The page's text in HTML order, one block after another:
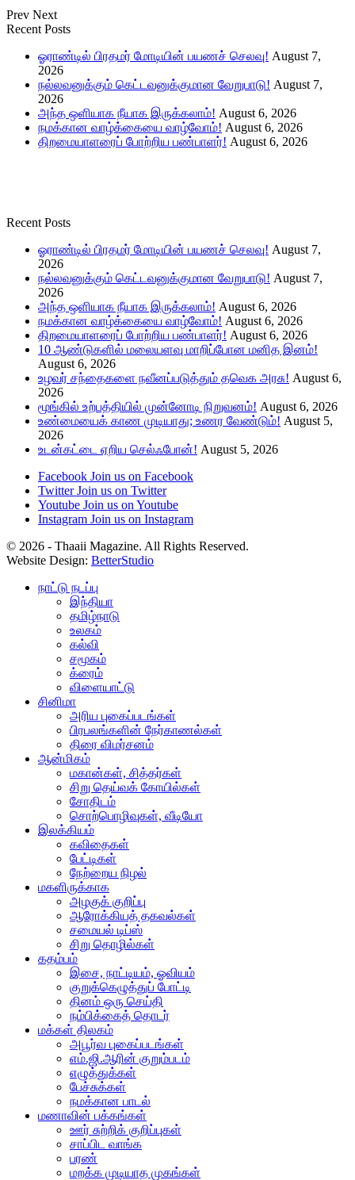
Prev Next
Recent Posts
ஓராண்டில் பிரதமர் மோடியின் பயணச் செலவு! August 7,
2026
நல்லவனுக்கும் கெட்டவனுக்குமான வேறுபாடு! August 7,
2026
அந்த ஒளியாக நீயாக இருக்கலாம்! August 6, 2026
நமக்கான வாழ்க்கையை வாழ்வோம்! August 6, 2026
திறமையாளரைப் போற்றிய பண்பாளர்! August 6, 2026
Recent Posts
ஓராண்டில் பிரதமர் மோடியின் பயணச் செலவு! August 7,
2026
நல்லவனுக்கும் கெட்டவனுக்குமான வேறுபாடு! August 7,
2026
அந்த ஒளியாக நீயாக இருக்கலாம்! August 6, 2026
நமக்கான வாழ்க்கையை வாழ்வோம்! August 6, 2026
திறமையாளரைப் போற்றிய பண்பாளர்! August 6, 2026
10 ஆண்டுகளில் மலையளவு மாறிப்போன மனித இனம்!
August 6, 2026
உழவர் சந்தைகளை நவீனப்படுத்தும் தவெக அரசு! August 6,
2026
மூங்கில் உற்பத்தியில் முன்னோடி நிறுவனம்! August 6, 2026
உண்மையைக் காண முடியாது; உணர வேண்டும்! August 5,
2026
உடன்கட்டை ஏறிய செல்ஃபோன்! August 5, 2026
Facebook Join us on Facebook
Twitter Join us on Twitter
Youtube Join us on Youtube
Instagram Join us on Instagram
© 2026 - Thaaii Magazine. All Rights Reserved.
Website Design: BetterStudio
நாட்டு நடப்பு
இந்தியா
தமிழ்நாடு
உலகம்
கல்வி
சமூகம்
க்ரைம்
விளையாட்டு
சினிமா
அரிய புகைப்படங்கள்
பிரபலங்களின் நேர்காணல்கள்
திரை விமர்சனம்
ஆன்மிகம்
மகான்கள், சித்தர்கள்
சிறு தெய்வக் கோயில்கள்
சோதிடம்
சொற்பொழிவுகள், வீடியோ
இலக்கியம்
கவிதைகள்
பேட்டிகள்
நேற்றைய நிழல்
மகளிருக்காக
அழகுக் குறிப்பு
ஆரோக்கியத் தகவல்கள்
சமையல் டிப்ஸ்
சிறு தொழில்கள்
கதம்பம்
இசை, நாட்டியம், ஓவியம்
குறுக்கெழுத்துப் போட்டி
தினம் ஒரு செய்தி
நம்பிக்கைத் தொடர்
மக்கள் திலகம்
அபூர்வ புகைப்படங்கள்
எம்.ஜி.ஆரின் குறும்படம்
எழுத்துக்கள்
பேச்சுக்கள்
நமக்கான பாடல்
மணாவின் பக்கங்கள்
ஊர் சுற்றிக் குறிப்புகள்
சாப்பிட வாங்க
பரண்
மறக்க முடியாத முகங்கள்